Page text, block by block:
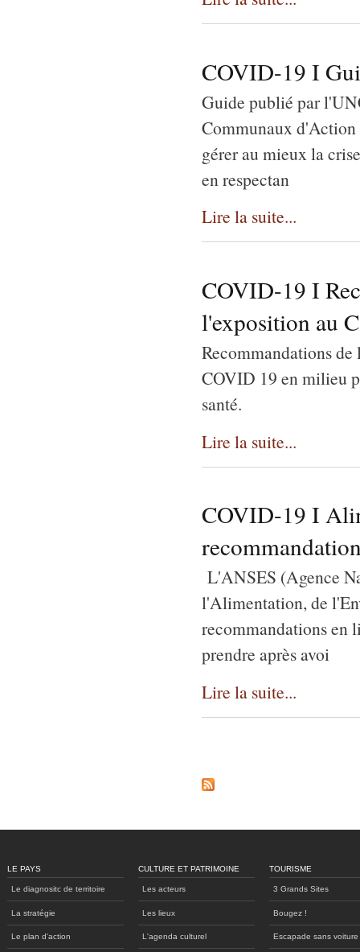
COVID-19 I
Guide publié par
Communaux
gérer au mieux la
en respectan
Lire la suite...
COVID-19 I
l'exposition au
Recommandations
COVID 19 en milieu
santé.
Lire la suite...
COVID-19 I
L'ANSES (Agence
l'Alimentation, de
recommandations en
prendre après avoi
Lire la suite...
LE PAYS
Le diagnositc de territoire
La stratégie
Le plan d'action
CULTURE ET PATRIMOINE
Les acteurs
Les lieux
L'agenda culturel
TOURISME
3 Grands Sites
Bougez !
Escapade sans voiture